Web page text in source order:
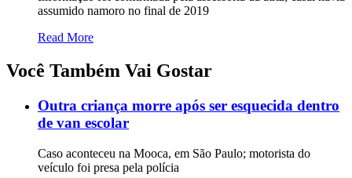
assumido namoro no final de 2019
Read More
Você Também Vai Gostar
Outra criança morre após ser esquecida dentro
de van escolar
Caso aconteceu na Mooca, em São Paulo; motorista do
veículo foi presa pela polícia